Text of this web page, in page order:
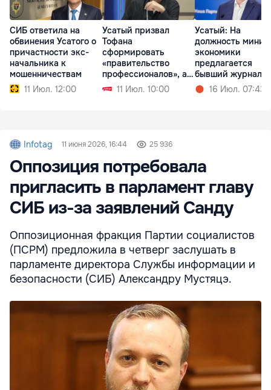
СИБ ответила на
обвинения Усатого о
причастности экс-
начальника к
мошенничествам
11 Июл. 12:00
Усатый призвал
Тофана
сформировать
«правительство
профессионалов», а
не кабинет PAS
11 Июл. 10:00
Усатый: На
должность
экономики
предлагается
бывший
16 Июл. 07:43
Infotag 11 июня 2026, 16:44 25 936
Оппозиция потребовала
пригласить в парламент главу
СИБ из-за заявлений Санду
Оппозиционная фракция Партии социалистов
(ПСРМ) предложила в четверг заслушать в
парламенте директора Службы информации и
безопасности (СИБ) Александру Мустяцэ.